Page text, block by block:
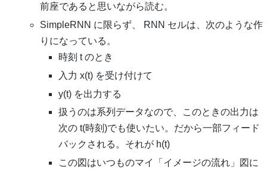
前座であると思いながら読む。
SimpleRNN に限らず、 RNN セルは、次のような作
りになっている。
時刻 t のとき
入力 x(t) を受け付けて
y(t) を出力する
扱うのは系列データなので、このときの出力は
次の t(時刻)でも使いたい。だから一部フィード
バックされる。それが h(t)
この図はいつものマイ「イメージの流れ」図に